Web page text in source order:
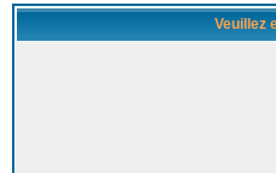
Veuillez